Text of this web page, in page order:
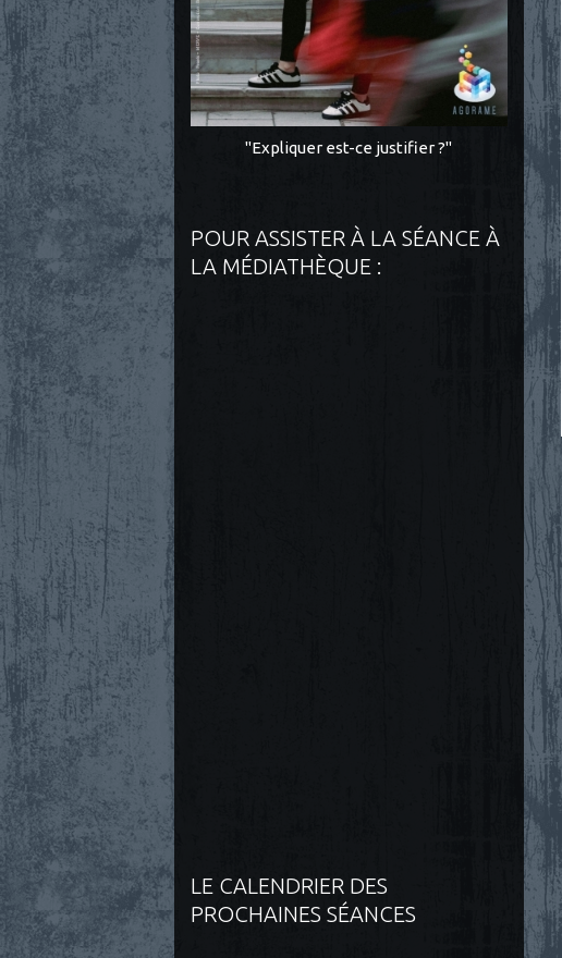
"Expliquer est-ce justifier ?"
POUR ASSISTER À LA SÉANCE À
LA MÉDIATHÈQUE :
LE CALENDRIER DES
PROCHAINES SÉANCES